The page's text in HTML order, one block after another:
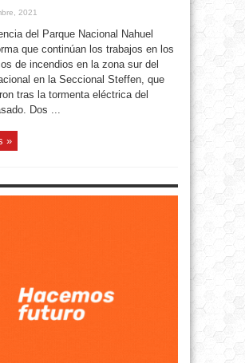
2021
del Parque Nacional Nahuel
que continúan los trabajos en los
de incendios en la zona sur del
en la Seccional Steffen, que
tras la tormenta eléctrica del
Dos ...
»